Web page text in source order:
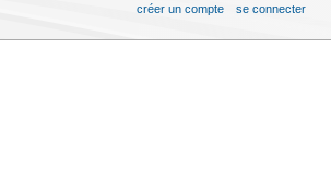
créer un compte se connecter